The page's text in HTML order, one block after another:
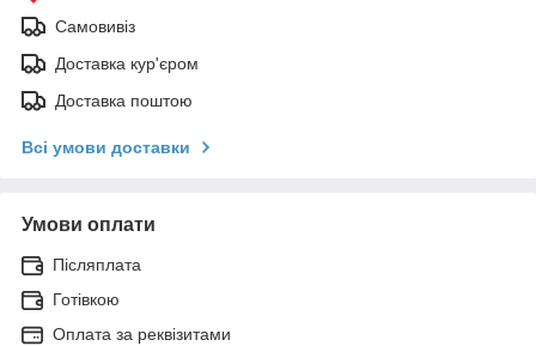
Самовивіз
Доставка кур'єром
Доставка поштою
Всі умови доставки
Умови оплати
Післяплата
Готівкою
Оплата за реквізитами